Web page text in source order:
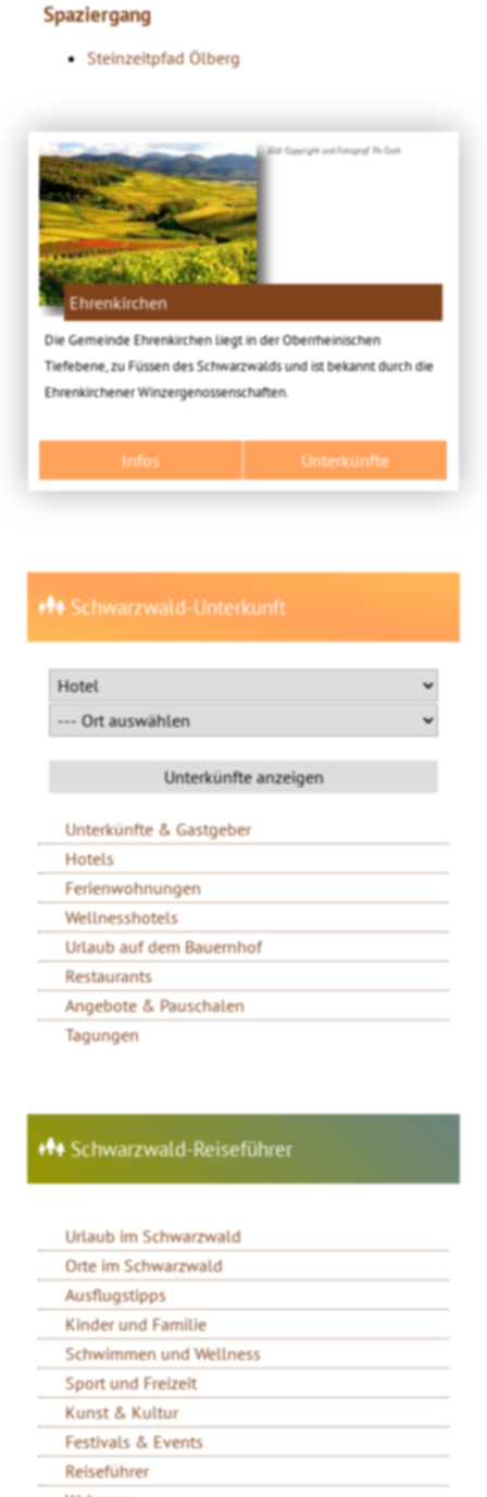
Spaziergang
Steinzeitpfad Ölberg
Bild: Copyright und Fotograf: Th. Coch
Ehrenkirchen
Die Gemeinde Ehrenkirchen liegt in der Oberrheinischen
Tiefebene, zu Füssen des Schwarzwalds und ist bekannt durch die
Ehrenkirchener Winzergenossenschaften.
Infos Unterkünfte
Schwarzwald-Unterkunft
Unterkünfte & Gastgeber
Hotels
Ferienwohnungen
Wellnesshotels
Urlaub auf dem Bauernhof
Restaurants
Angebote & Pauschalen
Tagungen
Schwarzwald-Reiseführer
Urlaub im Schwarzwald
Orte im Schwarzwald
Ausflugstipps
Kinder und Familie
Schwimmen und Wellness
Sport und Freizeit
Kunst & Kultur
Festivals & Events
Reiseführer